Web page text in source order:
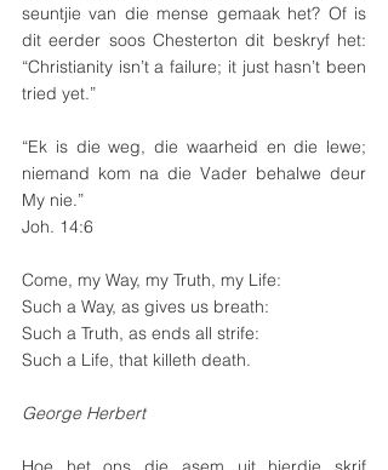
seuntjie van die mense gemaak het? Of is
dit eerder soos Chesterton dit beskryf het:
“Christianity isn’t a failure; it just hasn’t been
tried yet.”
“Ek is die weg, die waarheid en die lewe;
niemand kom na die Vader behalwe deur
My nie.”
Joh. 14:6
Come, my Way, my Truth, my Life:
Such a Way, as gives us breath:
Such a Truth, as ends all strife:
Such a Life, that killeth death.
George Herbert